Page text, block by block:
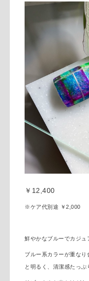
￥12,400
※ケア代別途 ￥2,000
鮮やかなブルーでカジュ
ブルー系カラーが重なり
と明るく、清潔感たっぷ